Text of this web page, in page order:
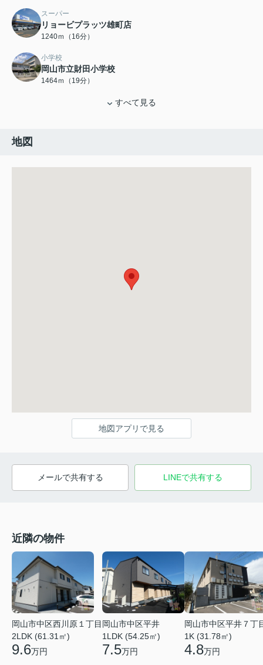
スーパー
リョービプラッツ雄町店
1240ｍ（16分）
小学校
岡山市立財田小学校
1464ｍ（19分）
すべて見る
地図
地図アプリで見る
メールで共有する LINEで共有する
近隣の物件
岡山市中区西川原１丁目
2LDK (61.31㎡)
9.6万円
岡山市中区平井
1LDK (54.25㎡)
7.5万円
岡山市中区平井７丁
1K (31.78㎡)
4.8万円